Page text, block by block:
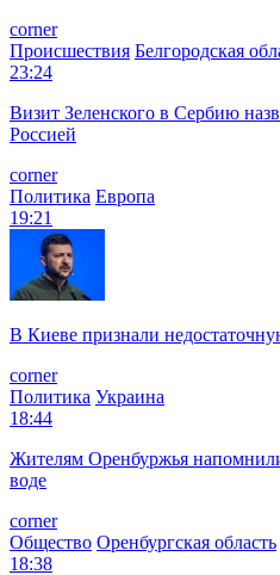
corner
Происшествия Белгородская
23:24
Визит Зеленского в Сербию
Россией
corner
Политика Европа
19:21
В Киеве признали
corner
Политика Украина
18:44
Жителям Оренбуржья
воде
corner
Общество Оренбургская область
18:38